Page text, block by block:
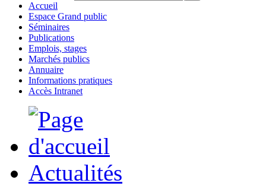
Accueil
Espace Grand public
Séminaires
Publications
Emplois, stages
Marchés publics
Annuaire
Informations pratiques
Accès Intranet
Actualités